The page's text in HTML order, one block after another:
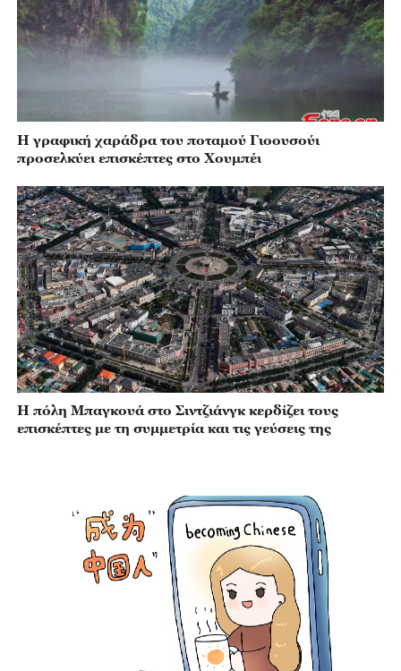
Η γραφική χαράδρα του ποταμού Γιοουσούι
προσελκύει επισκέπτες στο Χουμπέι
Η πόλη Μπαγκουά στο Σιντζιάνγκ κερδίζει τους
επισκέπτες με τη συμμετρία και τις γεύσεις της